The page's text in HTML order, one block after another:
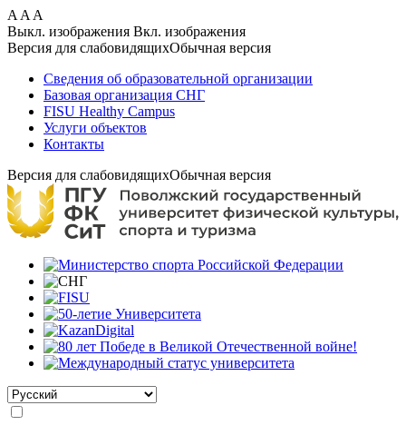
Перейти
к
основному
A A A
Выкл. изображения Вкл. изображения
Версия для слабовидящихОбычная версия
Сведения об образовательной организации
Базовая организация СНГ
FISU Healthy Campus
Услуги объектов
Контакты
Версия для слабовидящихОбычная версия
Select
your